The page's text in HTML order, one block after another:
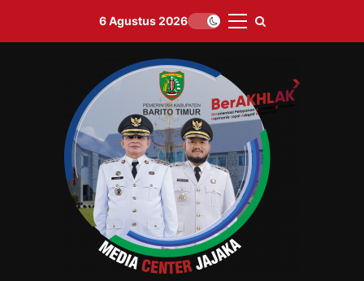
content
6 Agustus 2026
Primary